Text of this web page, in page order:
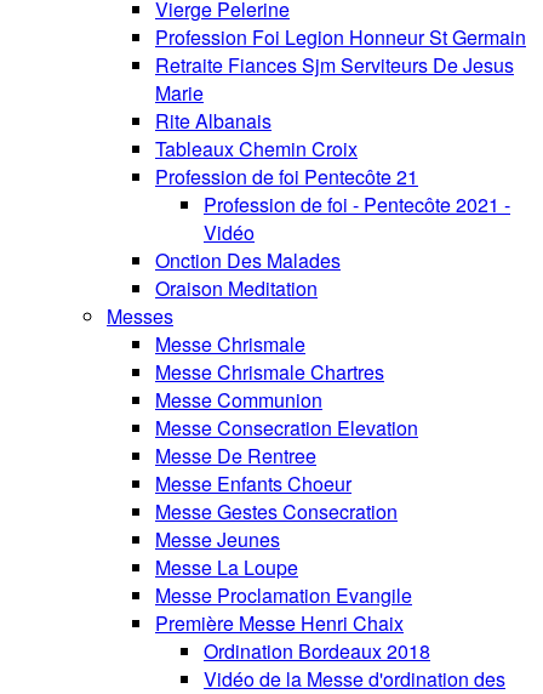
Vierge Pelerine
Profession Foi Legion Honneur St Germain
Retraite Fiances Sjm Serviteurs De Jesus
Marie
Rite Albanais
Tableaux Chemin Croix
Profession de foi Pentecôte 21
Profession de foi - Pentecôte 2021 -
Vidéo
Onction Des Malades
Oraison Meditation
Messes
Messe Chrismale
Messe Chrismale Chartres
Messe Communion
Messe Consecration Elevation
Messe De Rentree
Messe Enfants Choeur
Messe Gestes Consecration
Messe Jeunes
Messe La Loupe
Messe Proclamation Evangile
Première Messe Henri Chaix
Ordination Bordeaux 2018
Vidéo de la Messe d'ordination des